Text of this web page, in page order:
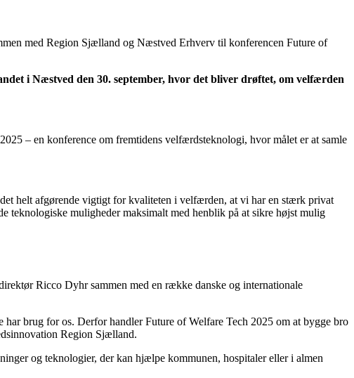
med Region Sjælland og Næstved Erhverv til konferencen Future of
i Næstved den 30. september, hvor det bliver drøftet, om velfærden
– en konference om fremtidens velfærdsteknologi, hvor målet er at samle
helt afgørende vigtigt for kvaliteten i velfærden, at vi har en stærk privat
teknologiske muligheder maksimalt med henblik på at sikre højst mulig
Ricco Dyhr sammen med en række danske og internationale
brug for os. Derfor handler Future of Welfare Tech 2025 om at bygge bro
Region Sjælland.
og teknologier, der kan hjælpe kommunen, hospitaler eller i almen